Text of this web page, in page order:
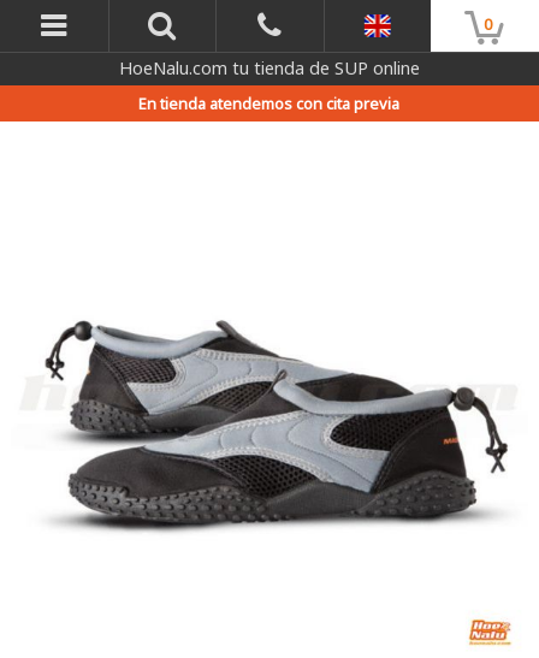
0
HoeNalu.com tu tienda de SUP online
En tienda atendemos con cita previa